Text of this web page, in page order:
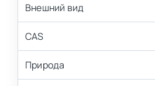
Внешний вид
CAS
Природа